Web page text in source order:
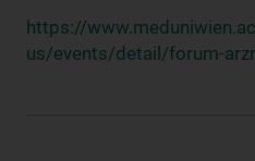
https://
us/events/detail/forum-